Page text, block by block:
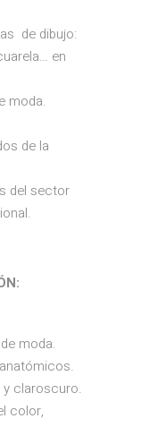
de dibujo:
en
moda.
de la
del sector
moda.
y claroscuro.
color,